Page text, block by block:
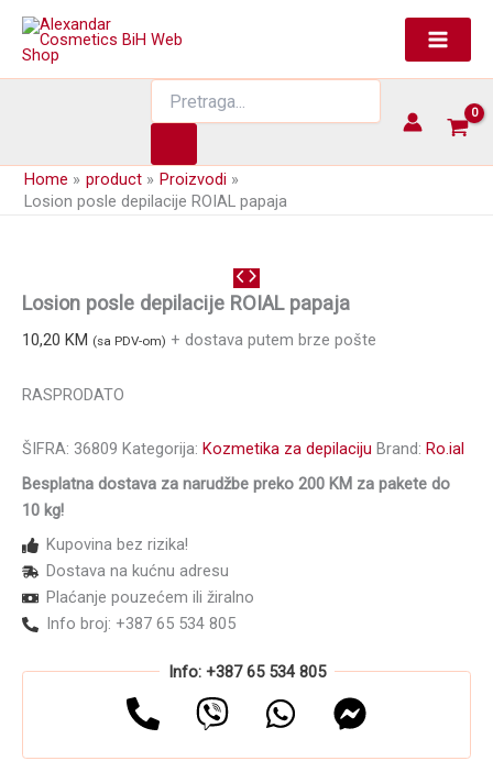
Skip
content
search
Home product
Proizvodi
Losion posle depilacije ROIAL papaja
Nema na stanju
Losion posle depilacije ROIAL papaja
10,20 KM (sa PDV-om) + dostava putem brze pošte
RASPRODATO
ŠIFRA: 36809 Kategorija: Kozmetika za depilaciju Brand: Ro.ial
Besplatna dostava za narudžbe preko 200 KM za pakete do
10 kg!
Kupovina bez rizika!
Dostava na kućnu adresu
Plaćanje pouzećem ili žiralno
Info broj: +387 65 534 805
Info: +387 65 534 805